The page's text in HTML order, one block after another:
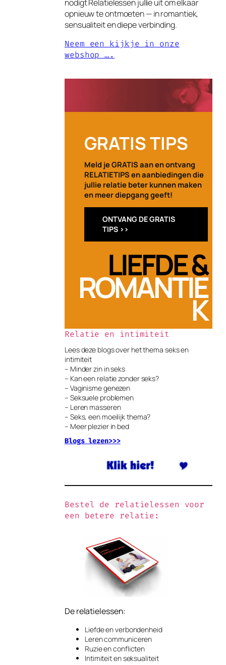
nodigt Relatielessen jullie uit om elkaar
opnieuw te ontmoeten — in romantiek,
sensualiteit en diepe verbinding.
Neem een kijkje in onze
webshop ….
GRATIS TIPS
Meld je GRATIS aan en ontvang
RELATIETIPS en aanbiedingen die
jullie relatie beter kunnen maken
en meer diepgang geeft!
ONTVANG DE GRATIS
TIPS >>
LIEFDE &
ROMANTIE
K
Relatie en intimiteit
Lees deze blogs over het thema seks en
intimiteit
– Minder zin in seks
– Kan een relatie zonder seks?
– Vaginisme genezen
– Seksuele problemen
– Leren masseren
– Seks, een moeilijk thema?
– Meer plezier in bed
Blogs lezen>>>
Bestel de relatielessen voor
een betere relatie:
De relatielessen:
Liefde en verbondenheid
Leren communiceren
Ruzie en conflicten
Intimiteit en seksualiteit